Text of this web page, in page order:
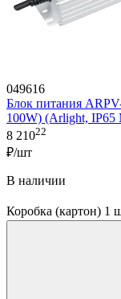
049616
Блок питания
100W) (Arlight, IP65
8 21022
₽/шт
В наличии
Коробка (картон) 1